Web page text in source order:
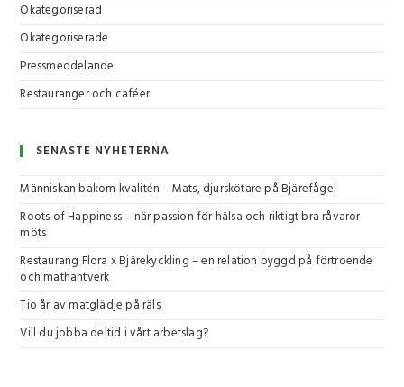
Okategoriserad
Okategoriserade
Pressmeddelande
Restauranger och caféer
SENASTE NYHETERNA
Människan bakom kvalitén – Mats, djurskötare på Bjärefågel
Roots of Happiness – när passion för hälsa och riktigt bra råvaror
möts
Restaurang Flora x Bjärekyckling – en relation byggd på förtroende
och mathantverk
Tio år av matglädje på räls
Vill du jobba deltid i vårt arbetslag?